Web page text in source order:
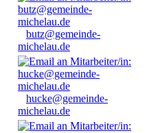
butz@gemeinde-
michelau.de
hucke@gemeinde-
michelau.de